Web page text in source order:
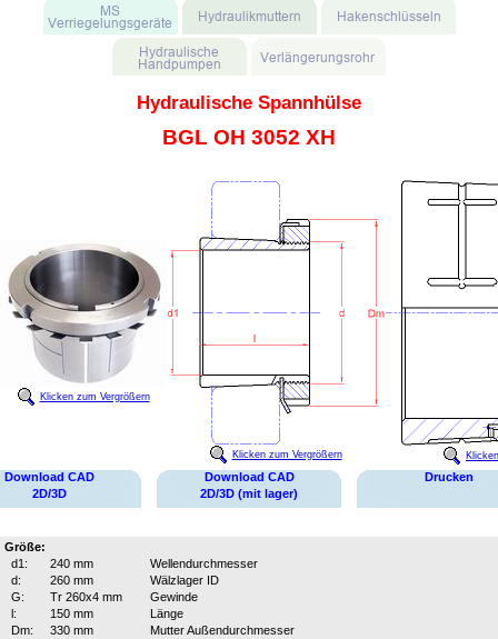
Hydraulische Spannhülse
BGL OH 3052 XH
Klicken zum Vergrößern
Klicken zum Vergrößern
Download CAD
2D/3D
Download CAD
2D/3D (mit lager)
Drucken
Größe:
d1:
240 mm
Wellendurchmesser
d:
260 mm
Wälzlager ID
G:
Tr 260x4 mm
Gewinde
l:
150 mm
Länge
Dm:
330 mm
Mutter Außendurchmesser